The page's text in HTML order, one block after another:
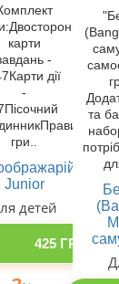
карти
-
дії
-
гри..
Junior
детей
425 ГРН
та